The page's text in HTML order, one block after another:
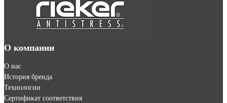
О компании
О нас
История бренда
Технологии
Сертификат соответствия